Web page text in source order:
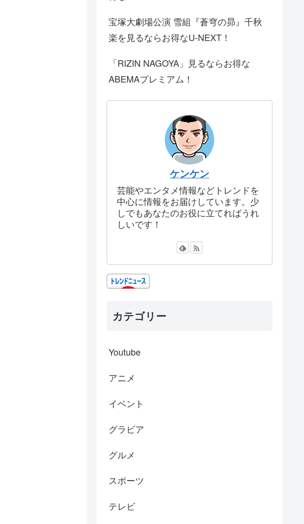
宝塚大劇場公演 雪組『蒼穹の昴』千秋
楽を見るならお得なU-NEXT！
「RIZIN NAGOYA」見るならお得な
ABEMAプレミアム！
ケンケン
芸能やエンタメ情報などトレンドを
中心に情報をお届けしています。少
しでもあなたのお役に立てればうれ
しいです！
カテゴリー
Youtube
アニメ
イベント
グラビア
グルメ
スポーツ
テレビ